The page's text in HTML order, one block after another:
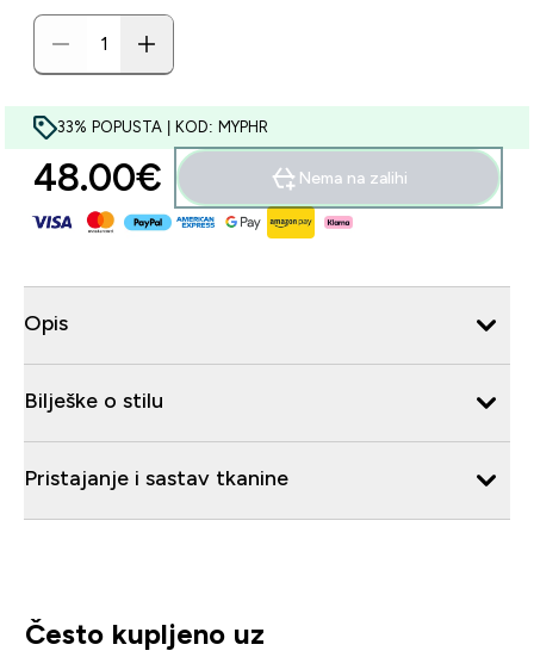
33% POPUSTA | KOD: MYPHR
48.00€‎ Nema na zalihi
Opis
Bilješke o stilu
Pristajanje i sastav tkanine
Često kupljeno uz